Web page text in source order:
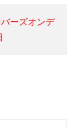
ーズオンデ